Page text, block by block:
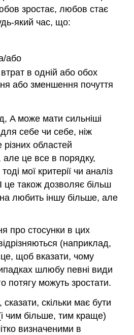
зростає, любов стає
який час, що:
або
в одній або обох
або зменшення почуття
A може мати сильніші
себе чи себе, ніж
областей
це все в порядку,
мої критерії чи аналіз
це також дозволяє більш
любить іншу більше, але
про стосунки в цих
(наприклад,
щоб вказати, чому
шлюбу певні види
потягу можуть зростати.
скільки має бути
чим більше, тим краще)
визначеними в